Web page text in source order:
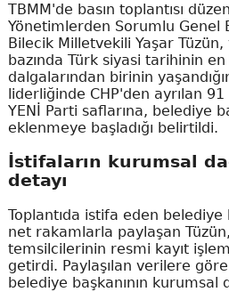
TBMM'de basın toplantısı
Yönetimlerden Sorumlu Genel
Bilecik Milletvekili Yaşar
bazında Türk siyasi tarihinin
dalgalarından birinin
liderliğinde CHP'den ayrılan
YENİ Parti saflarına, belediye
eklenmeye başladığı belirtildi.
İstifaların kurumsal
detayı
Toplantıda istifa eden belediye
net rakamlarla paylaşan
temsilcilerinin resmi kayıt
getirdi. Paylaşılan verilere
belediye başkanının kurumsal